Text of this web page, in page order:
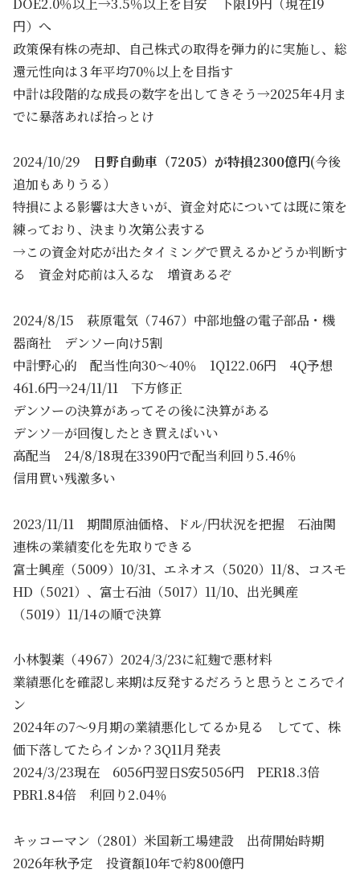
円）へ
政策保有株の売却、自己株式の取得を弾力的に実施し、総
還元性向は３年平均70％以上を目指す
中計は段階的な成長の数字を出してきそう→2025年4月ま
でに暴落あれば拾っとけ
2024/10/29 日野自動車（7205）が特損2300億円(今後
追加もありうる）
特損による影響は大きいが、資金対応については既に策を
練っており、決まり次第公表する
→この資金対応が出たタイミングで買えるかどうか判断す
る 資金対応前は入るな 増資あるぞ
2024/8/15 萩原電気（7467）中部地盤の電子部品・機
器商社 デンソー向け5割
中計野心的 配当性向30～40％ 1Q122.06円 4Q予想
461.6円→24/11/11 下方修正
デンソーの決算があってその後に決算がある
デンソ―が回復したとき買えばいい
高配当 24/8/18現在3390円で配当利回り5.46％
信用買い残激多い
2023/11/11 期間原油価格、ドル/円状況を把握 石油関
連株の業績変化を先取りできる
富士興産（5009）10/31、エネオス（5020）11/8、コスモ
HD（5021）、富士石油（5017）11/10、出光興産
（5019）11/14の順で決算
小林製薬（4967）2024/3/23に紅麹で悪材料
業績悪化を確認し来期は反発するだろうと思うところでイ
ン
2024年の7～9月期の業績悪化してるか見る してて、株
価下落してたらインか？3Q11月発表
2024/3/23現在 6056円翌日S安5056円 PER18.3倍
PBR1.84倍 利回り2.04％
キッコーマン（2801）米国新工場建設 出荷開始時期
2026年秋予定 投資額10年で約800億円